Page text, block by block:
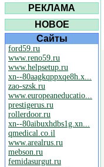
РЕКЛАМА
НОВОЕ
Сайты
ford59.ru
www.reno59.ru
www.helpsetup.ru
xn--80aagkqppxqe8h.x...
zao-szsk.ru
www.europeaneducatio...
prestigerus.ru
rollerdoor.ru
xn--80aibuxhdbs1g.xn...
qmedical.co.il
www.arealrus.ru
mebson.ru
femidasurgut.ru